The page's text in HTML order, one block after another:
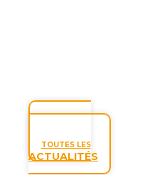
TOUTES LES
ACTUALITÉS